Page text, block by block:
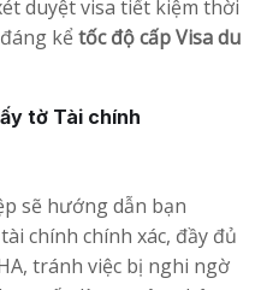
duyệt visa tiết kiệm thời
kểtốc độ cấp Visa du
tờ Tài chính
sẽ hướng dẫn bạn
chính chính xác, đầy đủ
tránh việc bị nghi ngờ